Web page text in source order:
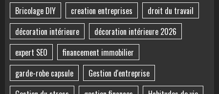
Bricolage DIY
creation entreprises
droit du travail
décoration intérieure
décoration intérieure 2026
expert SEO
financement immobilier
garde-robe capsule
Gestion d'entreprise